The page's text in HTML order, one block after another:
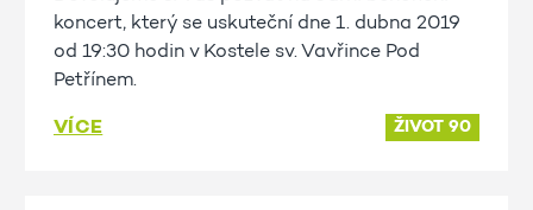
koncert, který se uskuteční dne 1. dubna 2019
od 19:30 hodin v Kostele sv. Vavřince Pod
Petřínem.
VÍCE ŽIVOT 90